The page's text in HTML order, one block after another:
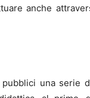
anche
una serie